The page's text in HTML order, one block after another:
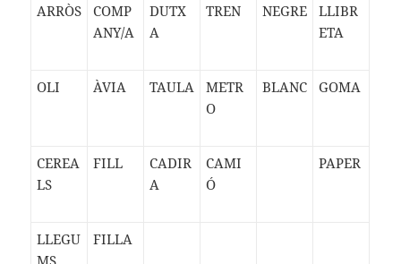
ARRÒS
COMP
ANY/A
DUTX
A
TREN NEGRE
LLIBR
ETA
OLI ÀVIA TAULA
METR
O
BLANC GOMA
CEREA
LS
FILL
CADIR
A
CAMI
Ó
PAPER
LLEGU
MS
FILLA